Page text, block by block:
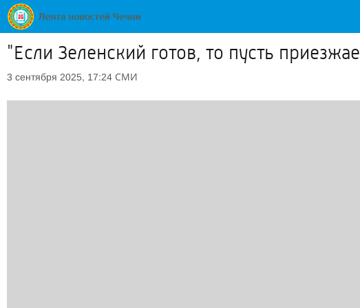
"Если Зеленский готов, то пусть
3 сентября 2025, 17:24 СМИ